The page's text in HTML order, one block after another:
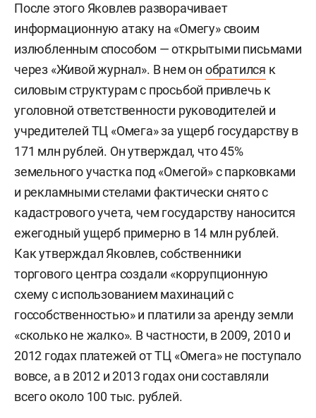
После этого Яковлев разворачивает
информационную атаку на «Омегу» своим
излюбленным способом — открытыми письмами
через «Живой журнал». В нем он обратился к
силовым структурам с просьбой привлечь к
уголовной ответственности руководителей и
учредителей ТЦ «Омега» за ущерб государству в
171 млн рублей. Он утверждал, что 45%
земельного участка под «Омегой» с парковками
и рекламными стелами фактически снято с
кадастрового учета, чем государству наносится
ежегодный ущерб примерно в 14 млн рублей.
Как утверждал Яковлев, собственники
торгового центра создали «коррупционную
схему с использованием махинаций с
госсобственностью» и платили за аренду земли
«сколько не жалко». В частности, в 2009, 2010 и
2012 годах платежей от ТЦ «Омега» не поступало
вовсе, а в 2012 и 2013 годах они составляли
всего около 100 тыс. рублей.